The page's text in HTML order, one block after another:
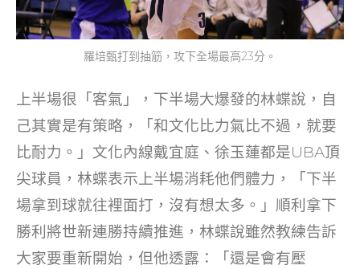
羅培甄打到抽筋，攻下全場最高23分。
上半場很「客氣」，下半場大爆發的林蝶說，自
己其實是有策略，「和文化比力氣比不過，就要
比耐力。」文化內線戴宜庭、徐玉蓮都是UBA頂
尖球員，林蝶表示上半場消耗他們體力，「下半
場拿到球就往裡面打，沒有想太多。」順利拿下
勝利將世新連勝持續推進，林蝶說雖然教練告訴
大家要重新開始，但他透露：「還是會有壓